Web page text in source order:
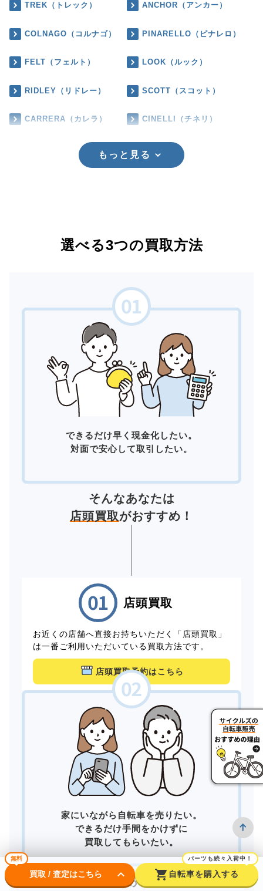
TREK（トレック） ANCHOR（アンカー）
COLNAGO（コルナゴ） PINARELLO（ピナレロ）
FELT（フェルト） LOOK（ルック）
RIDLEY（リドレー） SCOTT（スコット）
CARRERA（カレラ） CINELLI（チネリ）
もっと見る
選べる3つの買取方法
できるだけ早く現金化したい。
対面で安心して取引したい。
そんなあなたは
店頭買取がおすすめ！
店頭買取
お近くの店舗へ直接お持ちいただく「店頭買取」
は一番ご利用いただいている買取方法です。
店頭買取予約はこちら
家にいながら自転車を売りたい。
できるだけ手間をかけずに
買取してもらいたい。
そんなあなたは
無料
買取 / 査定はこちら keyboard_arrow_down shopping_cart
パーツも続々入荷中！
自転車を購入する